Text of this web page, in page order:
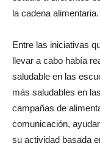
la cadena alimentaria.
Entre las iniciativas
llevar a cabo había
saludable en las
más saludables en
campañas de
comunicación,
su actividad basada